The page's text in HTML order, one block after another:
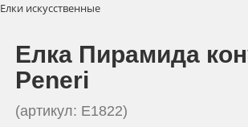
Елки искусственные
Елка Пирамида
Peneri
(артикул: E1822)